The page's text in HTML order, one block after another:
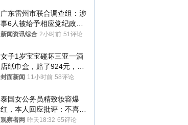
广东雷州市联合调查组：涉
事6人被给予相应党纪政务
处分和组织处理
新闻资讯综合 2小时前 51评论
女子1岁宝宝碰坏三亚一酒
店纸巾盒，赔了924元，发
帖吐槽后酒店退还一半的
封面新闻 11小时前 58评论
泰国女公务员精致妆容爆
红，本人回应批评：不喜欢
就别看
观察者网 昨天18:32 65评论